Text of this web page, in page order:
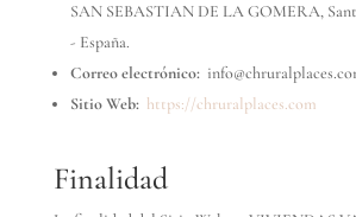
SAN SEBASTIAN DE LA GOMERA,
- España.
Correo electrónico:
Sitio Web: https://chruralplaces.com
Finalidad